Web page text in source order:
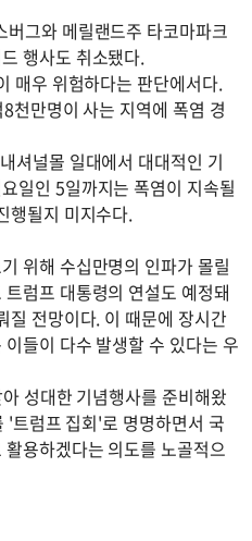
그와 메릴랜드주 타코마파크
행사도 취소됐다.
매우 위험하다는 판단에서다.
천만명이 사는 지역에 폭염 경
셔널몰 일대에서 대대적인 기
일인 5일까지는 폭염이 지속될
행될지 미지수다.
위해 수십만명의 인파가 몰릴
럼프 대통령의 연설도 예정돼
질 전망이다. 이 때문에 장시간
들이 다수 발생할 수 있다는 우
성대한 기념행사를 준비해왔
'트럼프 집회'로 명명하면서 국
용하겠다는 의도를 노골적으